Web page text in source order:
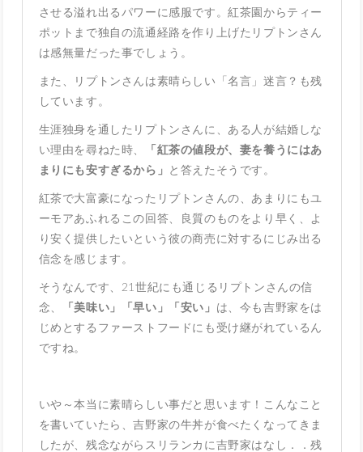
させる溢れ出るパワーに感服です。紅茶園からティー
ポットまで独自の流通経路を作り上げたリプトンさん
は感無量だった事でしょう。
また、リプトンさんは素晴らしい「名言」迷言？も残
しています。
生涯独身を通したリプトンさんに、ある人が結婚しな
い理由を尋ねた時、
「紅茶の値段が、妻を養うにはあ
まりにも安すぎるから」 と答えたそうです。
紅茶で大富豪になったリプトンさんの、あまりにもユ
ーモアあふれるこの回答、良質のものをより早く、よ
り安く提供したいという彼の商売に対するにじみ出る
信念を感じます。
そうなんです、21世紀にも通じるリプトンさんの信
念、
「美味い」「早い」「安い」 は、今も吉野家をは
じめとするファーストフードにも受け継がれているん
ですね。
いや～本当に素晴らしい事だと思います！こんなこと
を書いていたら、吉野家の牛丼が食べたくなってきま
したが、残念ながらスリランカに吉野家はなし．．残